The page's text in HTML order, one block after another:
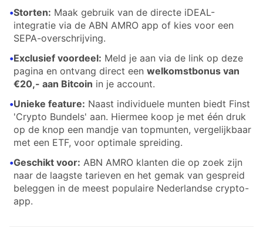
•Storten: Maak gebruik van de directe iDEAL-
integratie via de ABN AMRO app of kies voor een
SEPA-overschrijving.
•Exclusief voordeel: Meld je aan via de link op deze
pagina en ontvang direct een welkomstbonus van
€20,- aan Bitcoin in je account.
•Unieke feature: Naast individuele munten biedt Finst
'Crypto Bundels' aan. Hiermee koop je met één druk
op de knop een mandje van topmunten, vergelijkbaar
met een ETF, voor optimale spreiding.
•Geschikt voor: ABN AMRO klanten die op zoek zijn
naar de laagste tarieven en het gemak van gespreid
beleggen in de meest populaire Nederlandse crypto-
app.